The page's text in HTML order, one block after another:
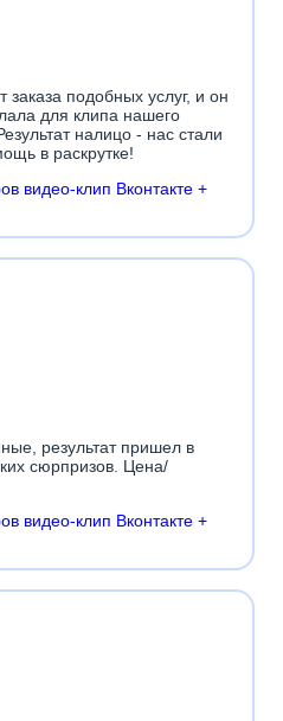
подобных услуг, и он
для клипа нашего
налицо - нас стали
в раскрутке!
видео-клип Вконтакте +
результат пришел в
сюрпризов. Цена/
видео-клип Вконтакте +